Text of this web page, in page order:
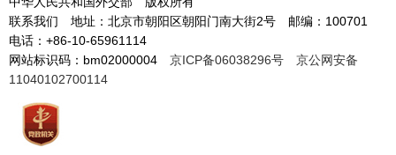
联系我们 地址：北京市朝阳区朝阳门南大街2号 邮编：100701
电话：+86-10-65961114
网站标识码：bm02000004 京ICP备06038296号
京公网安备
11040102700114